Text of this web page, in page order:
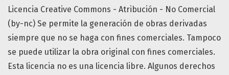
Licencia Creative Commons - Atribución - No Comercial
(by-nc) Se permite la generación de obras derivadas
siempre que no se haga con fines comerciales. Tampoco
se puede utilizar la obra original con fines comerciales.
Esta licencia no es una licencia libre. Algunos derechos